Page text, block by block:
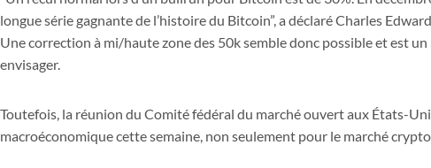
longue série gagnante de l’histoire du Bitcoin”, a déclaré Charles
Une correction à mi/haute zone des 50k semble donc possible et est
envisager.
Toutefois, la réunion du Comité fédéral du marché ouvert aux États-
macroéconomique cette semaine, non seulement pour le marché